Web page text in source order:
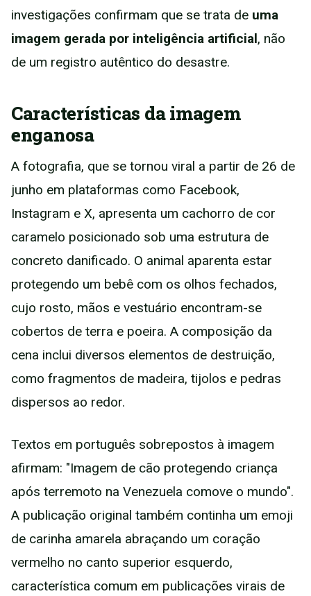
investigações confirmam que se trata de uma
imagem gerada por inteligência artificial, não
de um registro autêntico do desastre.
Características da imagem
enganosa
A fotografia, que se tornou viral a partir de 26 de
junho em plataformas como Facebook,
Instagram e X, apresenta um cachorro de cor
caramelo posicionado sob uma estrutura de
concreto danificado. O animal aparenta estar
protegendo um bebê com os olhos fechados,
cujo rosto, mãos e vestuário encontram-se
cobertos de terra e poeira. A composição da
cena inclui diversos elementos de destruição,
como fragmentos de madeira, tijolos e pedras
dispersos ao redor.
Textos em português sobrepostos à imagem
afirmam: "Imagem de cão protegendo criança
após terremoto na Venezuela comove o mundo".
A publicação original também continha um emoji
de carinha amarela abraçando um coração
vermelho no canto superior esquerdo,
característica comum em publicações virais de